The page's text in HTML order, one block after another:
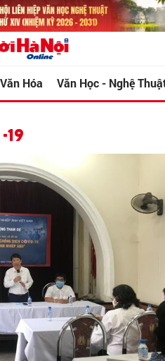
Văn Hóa Văn Học - Nghệ
19